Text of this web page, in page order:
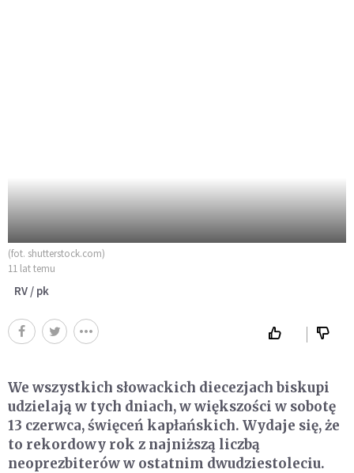
(fot. shutterstock.com)
11 lat temu
RV / pk
We wszystkich słowackich diecezjach biskupi
udzielają w tych dniach, w większości w sobotę
13 czerwca, święceń kapłańskich. Wydaje się, że
to rekordowy rok z najniższą liczbą
neoprezbiterów w ostatnim dwudziestoleciu.